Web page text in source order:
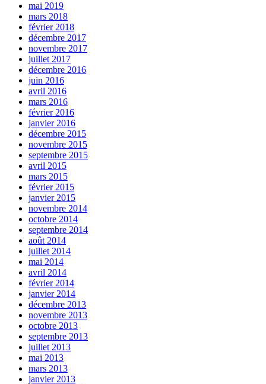
mai 2019
mars 2018
février 2018
décembre 2017
novembre 2017
juillet 2017
décembre 2016
juin 2016
avril 2016
mars 2016
février 2016
janvier 2016
décembre 2015
novembre 2015
septembre 2015
avril 2015
mars 2015
février 2015
janvier 2015
novembre 2014
octobre 2014
septembre 2014
août 2014
juillet 2014
mai 2014
avril 2014
février 2014
janvier 2014
décembre 2013
novembre 2013
octobre 2013
septembre 2013
juillet 2013
mai 2013
mars 2013
janvier 2013